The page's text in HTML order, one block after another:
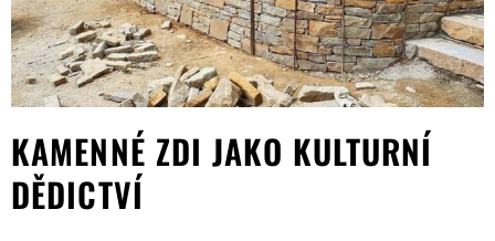
KAMENNÉ ZDI JAKO KULTURNÍ
DĚDICTVÍ